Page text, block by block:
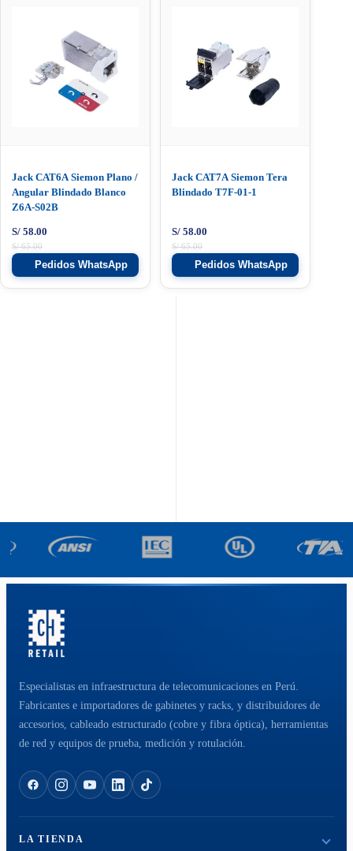
Jack CAT6A Siemon Plano /
Angular Blindado Blanco
Z6A-S02B
S/65.00
S/ 58.00
Pedidos WhatsApp
Jack CAT7A Siemon Tera
Blindado T7F-01-1
S/65.00
S/ 58.00
Pedidos WhatsApp
Especialistas en infraestructura de telecomunicaciones en Perú.
Fabricantes e importadores de gabinetes y racks, y distribuidores de
accesorios, cableado estructurado (cobre y fibra óptica), herramientas
de red y equipos de prueba, medición y rotulación.
LA TIENDA